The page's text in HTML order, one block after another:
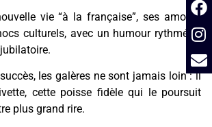
vie “à la française”, ses amours
culturels, avec un humour rythmé et
les galères ne sont jamais loin : il
cette poisse fidèle qui le poursuit
plus grand rire.